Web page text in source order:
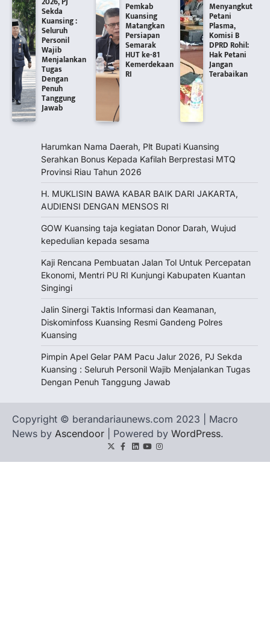
Sekda
Kuansing :
Seluruh
Personil
Wajib
Menjalankan
Tugas
Dengan
Penuh
Tanggung
Jawab
Pemkab
Kuansing
Matangkan
Persiapan
Semarak
HUT ke-81
Kemerdekaan
RI
Menyangkut
Petani
Plasma,
Komisi B
DPRD Rohil:
Hak Petani
Jangan
Terabaikan
Harumkan Nama Daerah, Plt Bupati Kuansing
Serahkan Bonus Kepada Kafilah Berprestasi MTQ
Provinsi Riau Tahun 2026
H. MUKLISIN BAWA KABAR BAIK DARI JAKARTA,
‎AUDIENSI DENGAN MENSOS RI
GOW Kuansing taja kegiatan Donor Darah, Wujud
kepedulian kepada sesama
Kaji Rencana Pembuatan Jalan Tol Untuk Percepatan
Ekonomi, Mentri PU RI Kunjungi Kabupaten Kuantan
Singingi
Jalin Sinergi Taktis Informasi dan Keamanan,
Diskominfoss Kuansing Resmi Gandeng Polres
Kuansing
Pimpin Apel Gelar PAM Pacu Jalur 2026, PJ Sekda
Kuansing : Seluruh Personil Wajib Menjalankan Tugas
Dengan Penuh Tanggung Jawab
Copyright © berandariaunews.com 2023 | Macro
News by Ascendoor | Powered by WordPress.